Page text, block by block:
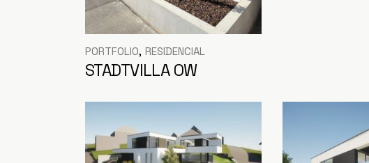
PORTFOLIO RESIDENCIAL
STADTVILLA OW